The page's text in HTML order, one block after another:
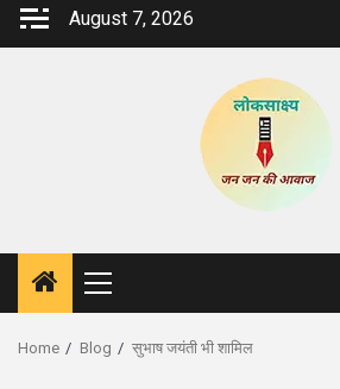
Skip
August 7, 2026
Primary
Menu
Home Blog सुभाष जयंती भी शामिल